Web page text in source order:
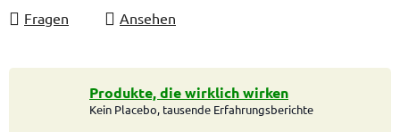
Fragen Ansehen
Produkte, die wirklich wirken
Kein Placebo, tausende Erfahrungsberichte